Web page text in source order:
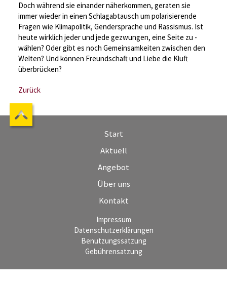
Doch während sie einander näherkommen, geraten sie
immer wieder in einen Schlagabtausch um polarisierende
Fragen wie Klimapolitik, Gendersprache und Rassismus. Ist
heute wirklich jeder und jede ­gezwungen, eine Seite zu ­
wählen? Oder gibt es noch ­Gemeinsamkeiten zwischen den
Welten? Und können Freundschaft und Liebe die Kluft
überbrücken?
Zurück
Start
Aktuell
Angebot
Über uns
Kontakt
Impressum
Datenschutzerklärungen
Benutzungssatzung
Gebührensatzung